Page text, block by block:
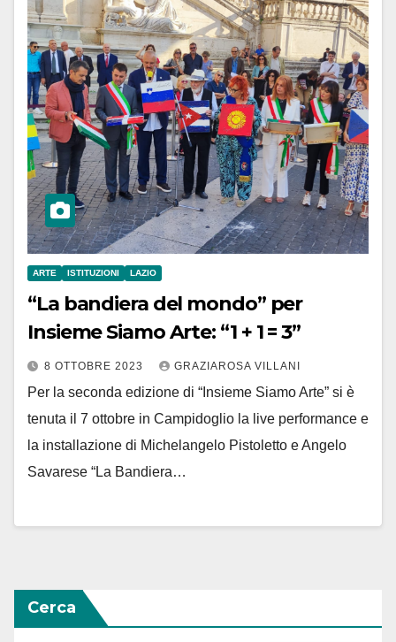
ARTE ISTITUZIONI LAZIO
“La bandiera del mondo” per
Insieme Siamo Arte: “1 + 1 = 3”
8 OTTOBRE 2023 GRAZIAROSA VILLANI
Per la seconda edizione di “Insieme Siamo Arte” si è
tenuta il 7 ottobre in Campidoglio la live performance e
la installazione di Michelangelo Pistoletto e Angelo
Savarese “La Bandiera…
Cerca